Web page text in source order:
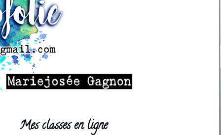
Mes classes en ligne